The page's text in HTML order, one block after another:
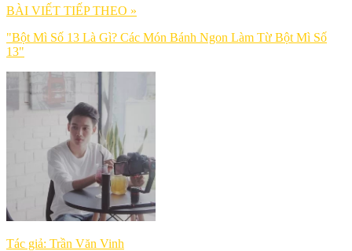
BÀI VIẾT TIẾP THEO »
"Bột Mì Số 13 Là Gì? Các Món Bánh Ngon Làm Từ Bột Mì Số
13"
Tác giả: Trần Văn Vinh